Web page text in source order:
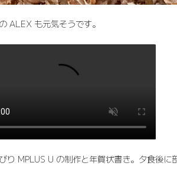
ALEX も元気そうです。
り MPLUS U の制作と年賀状書き。夕食後に